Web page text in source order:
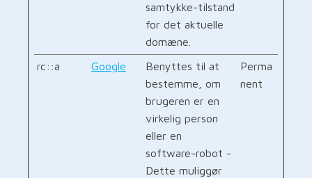
samtykke-tilstand
for det aktuelle
domæne.
rc::a Google
Benyttes til at
bestemme, om
brugeren er en
virkelig person
eller en
software-robot -
Dette muliggør
Perma
nent